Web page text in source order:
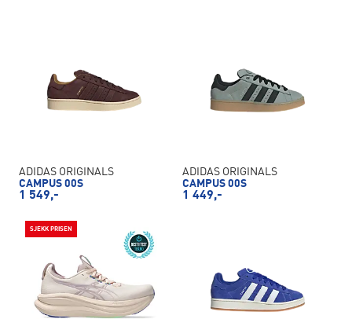
ADIDAS ORIGINALS
CAMPUS 00S
1 549,-
ADIDAS ORIGINALS
CAMPUS 00S
1 449,-
SJEKK PRISEN